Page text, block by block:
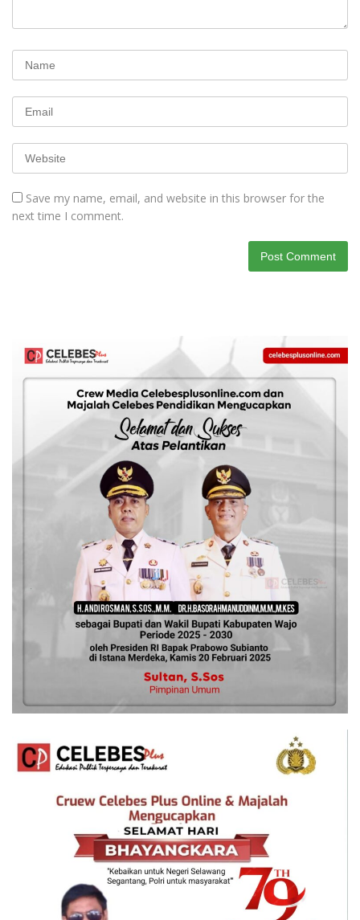
Save my name, email, and website in this browser for the
next time I comment.